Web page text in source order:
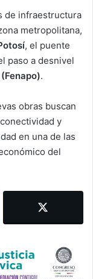
de infraestructura
metropolitana,
, el puente
paso a desnivel
.
obras buscan
y
en una de las
del